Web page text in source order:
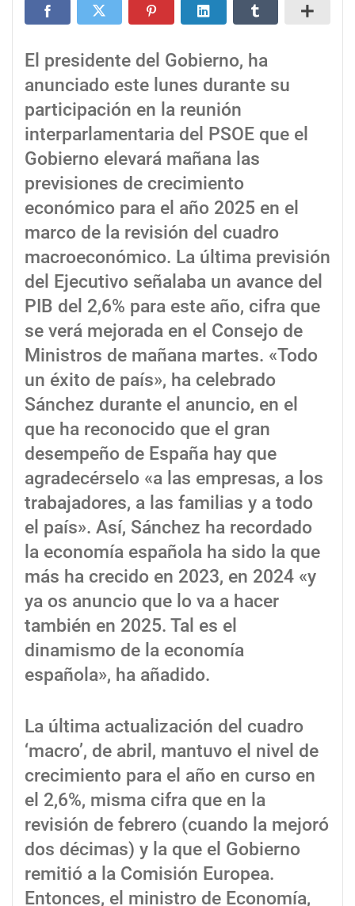
El presidente del Gobierno, ha
anunciado este lunes durante su
participación en la reunión
interparlamentaria del PSOE que el
Gobierno elevará mañana las
previsiones de crecimiento
económico para el año 2025 en el
marco de la revisión del cuadro
macroeconómico. La última previsión
del Ejecutivo señalaba un avance del
PIB del 2,6% para este año, cifra que
se verá mejorada en el Consejo de
Ministros de mañana martes. «Todo
un éxito de país», ha celebrado
Sánchez durante el anuncio, en el
que ha reconocido que el gran
desempeño de España hay que
agradecérselo «a las empresas, a los
trabajadores, a las familias y a todo
el país». Así, Sánchez ha recordado
la economía española ha sido la que
más ha crecido en 2023, en 2024 «y
ya os anuncio que lo va a hacer
también en 2025. Tal es el
dinamismo de la economía
española», ha añadido.
La última actualización del cuadro
‘macro’, de abril, mantuvo el nivel de
crecimiento para el año en curso en
el 2,6%, misma cifra que en la
revisión de febrero (cuando la mejoró
dos décimas) y la que el Gobierno
remitió a la Comisión Europea.
Entonces, el ministro de Economía,